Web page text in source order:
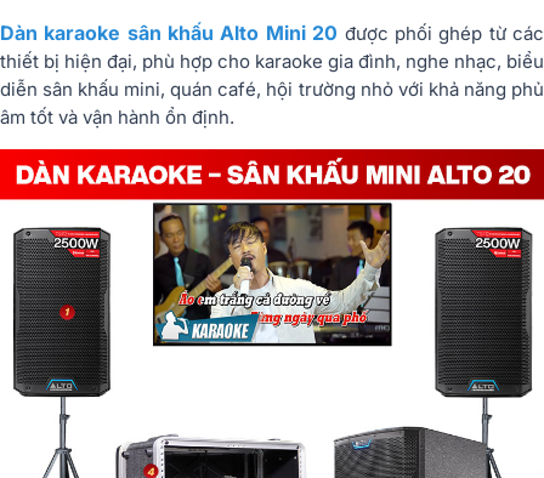
Dàn karaoke sân khấu Alto Mini 20 được phối ghép từ các
thiết bị hiện đại, phù hợp cho karaoke gia đình, nghe nhạc, biểu
diễn sân khấu mini, quán café, hội trường nhỏ với khả năng phủ
âm tốt và vận hành ổn định.